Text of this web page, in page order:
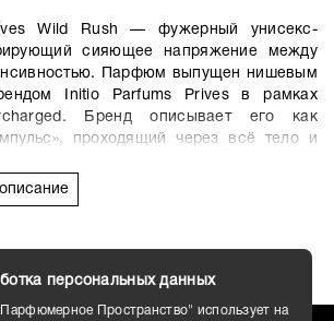
Wild Rush — фужерный унисекс-
сияющее напряжение между
Парфюм выпущен нишевым
Initio Parfums Prives в рамках
Бренд описывает его как
проходящий через всё тело и
и уверенность. Аромат для ситуаций,
«импульс уверенности» — важная
когда нужно почувствовать прилив
коллекции Supercharged, в рамках
персональных данных
Пространство" использует на